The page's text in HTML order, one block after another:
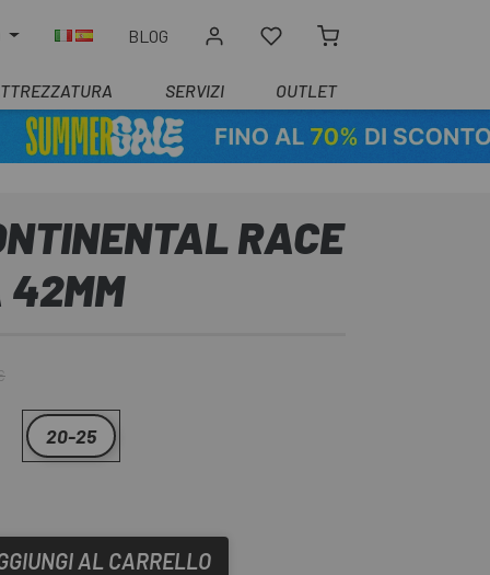
BLOG
SERVIZI OUTLET
RACE
42MM
20-25
AL CARRELLO